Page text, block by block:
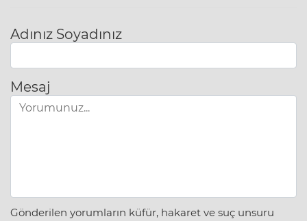
Adınız Soyadınız
Mesaj
Gönderilen yorumların küfür, hakaret ve suç unsuru